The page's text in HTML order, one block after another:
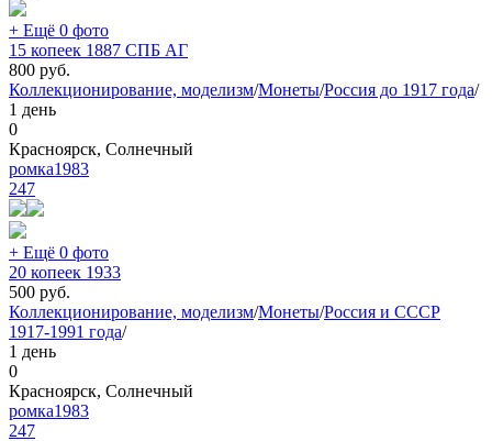
+ Ещё 0 фото
15 копеек 1887 СПБ АГ
800 руб.
Коллекционирование, моделизм/Монеты/Россия до 1917 года/
1 день
0
Красноярск, Солнечный
ромка1983
247
+ Ещё 0 фото
20 копеек 1933
500 руб.
Коллекционирование, моделизм/Монеты/Россия и СССР
1917-1991 года/
1 день
0
Красноярск, Солнечный
ромка1983
247